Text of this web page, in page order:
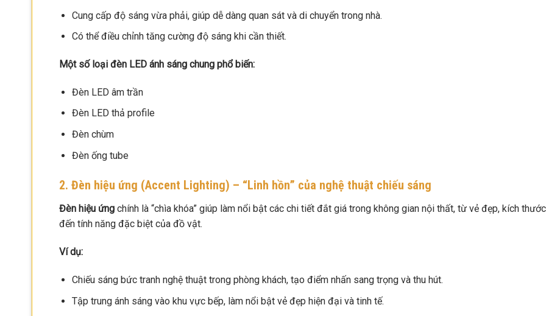
Cung cấp độ sáng vừa phải, giúp dễ dàng quan sát và di chuyển trong nhà.
Có thể điều chỉnh tăng cường độ sáng khi cần thiết.
Một số loại đèn LED ánh sáng chung phổ biến:
Đèn LED âm trần
Đèn LED thả profile
Đèn chùm
Đèn ống tube
2. Đèn hiệu ứng (Accent Lighting) – “Linh hồn” của nghệ thuật chiếu sáng
Đèn hiệu ứng chính là “chìa khóa” giúp làm nổi bật các chi tiết đắt giá trong không gian nội thất, từ vẻ đẹp, kích thước
đến tính năng đặc biệt của đồ vật.
Ví dụ:
Chiếu sáng bức tranh nghệ thuật trong phòng khách, tạo điểm nhấn sang trọng và thu hút.
Tập trung ánh sáng vào khu vực bếp, làm nổi bật vẻ đẹp hiện đại và tinh tế.